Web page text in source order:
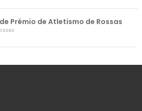
Prémio de Atletismo de Rossas